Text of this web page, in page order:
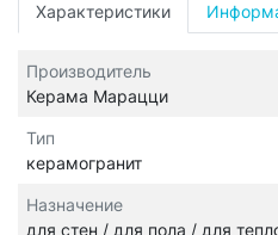
Характеристики
Производитель
Керама Марацци
Тип
керамогранит
Назначение
для стен / для пола / для